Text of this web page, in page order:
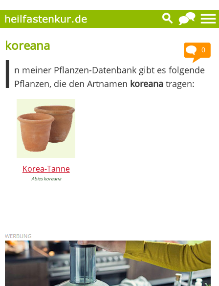
0
koreana
I n meiner Pflanzen-Datenbank gibt es folgende
Pflanzen, die den Artnamen koreana tragen:
Korea-Tanne
Abies koreana